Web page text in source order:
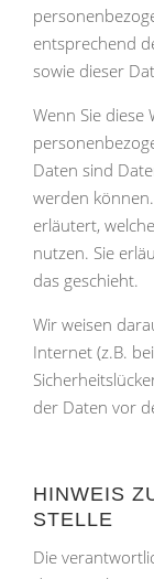
entsprechend
sowie dieser
Wenn Sie diese
Daten sind
werden
erläutert,
nutzen. Sie
das geschieht.
Wir weisen
Internet (z.B.
der Daten vor
HINWEIS
STELLE
Die